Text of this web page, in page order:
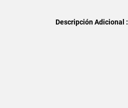
Descripción Adicional :